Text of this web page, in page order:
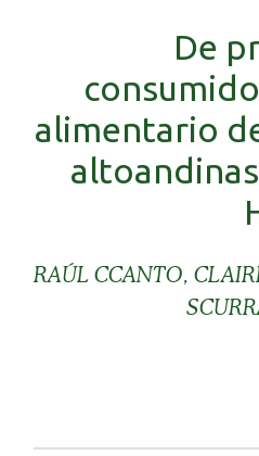
De
alimentario
RAÚL CCANTO,